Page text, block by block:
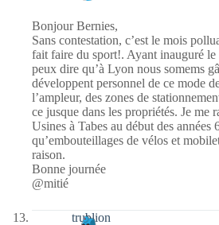
Bonjour Bernies,
Sans contestation, c’est le mois
fait faire du sport!. Ayant inauguré le
peux dire qu’à Lyon nous somems
développent personnel de ce mode
l’ampleur, des zones de
ce jusque dans les propriétés. Je me
Usines à Tabes au début des années
qu’embouteillages de vélos et
raison.
Bonne journée
@mitié
trublion